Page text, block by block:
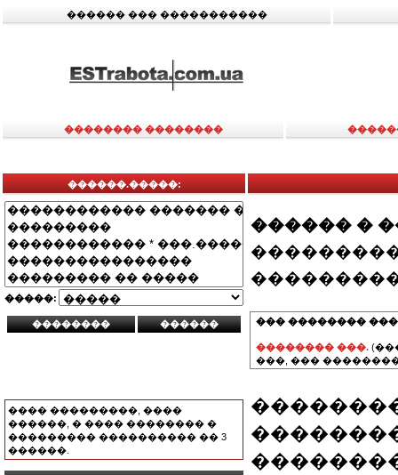
������ ��� �����������
�������� ��������
������.�����:
�����:
���� ���������, ����
������, � ���� �������� �
��������� ���������� �� 3
������.
������ �
��� ��������
�������� ���.
���, ���